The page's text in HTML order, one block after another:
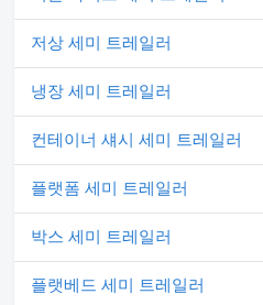
저상 세미 트레일러
냉장 세미 트레일러
컨테이너 섀시 세미 트레일러
플랫폼 세미 트레일러
박스 세미 트레일러
플랫베드 세미 트레일러